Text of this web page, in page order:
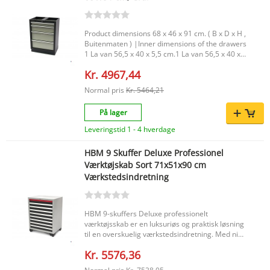
med det samme se mulighederne for dit
værksted..
Product dimensions 68 x 46 x 91 cm. ( B x D x H ,
Buitenmaten ) |Inner dimensions of the drawers
1 La van 56,5 x 40 x 5,5 cm.1 La van 56,5 x 40 x
Grijs / Antraciet Hamerslag Poedercoating.
Kr. 4967,44
Normal pris Kr. 5464,21
På lager
Leveringstid 1 - 4 hverdage
HBM 9 Skuffer Deluxe Professionel
Værktøjskab Sort 71x51x90 cm
Værkstedsindretning
HBM 9-skuffers Deluxe professionelt
værktøjsskab er en luksuriøs og praktisk løsning
til en overskuelig værkstedsindretning. Med ni
til at opbevare håndværktøj og dele pænt og
have dem lige ved hånden. Takket være det
Kr. 5576,36